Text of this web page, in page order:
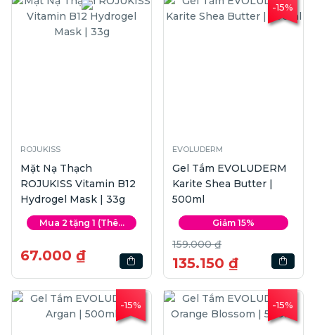
ROJUKISS
Mặt Nạ Thạch
ROJUKISS Vitamin B12
Hydrogel Mask | 33g
Mua 2 tặng 1 (Thê...
67.000 ₫
-15%
EVOLUDERM
Gel Tắm EVOLUDERM
Karite Shea Butter |
500ml
Giảm 15%
159.000 ₫
135.150 ₫
-15% -15%